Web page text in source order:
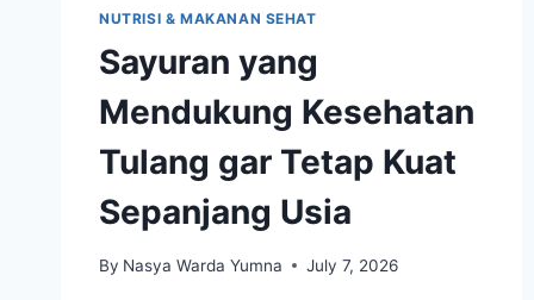
NUTRISI & MAKANAN SEHAT
Sayuran yang
Mendukung Kesehatan
Tulang gar Tetap Kuat
Sepanjang Usia
By Nasya Warda Yumna July 7, 2026